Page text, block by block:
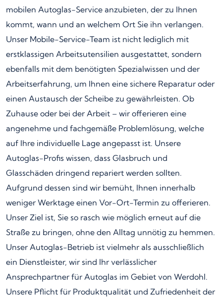
mobilen Autoglas-Service anzubieten, der zu Ihnen
kommt, wann und an welchem Ort Sie ihn verlangen.
Unser Mobile-Service-Team ist nicht lediglich mit
erstklassigen Arbeitsutensilien ausgestattet, sondern
ebenfalls mit dem benötigten Spezialwissen und der
Arbeitserfahrung, um Ihnen eine sichere Reparatur oder
einen Austausch der Scheibe zu gewährleisten. Ob
Zuhause oder bei der Arbeit – wir offerieren eine
angenehme und fachgemäße Problemlösung, welche
auf Ihre individuelle Lage angepasst ist. Unsere
Autoglas-Profis wissen, dass Glasbruch und
Glasschäden dringend repariert werden sollten.
Aufgrund dessen sind wir bemüht, Ihnen innerhalb
weniger Werktage einen Vor-Ort-Termin zu offerieren.
Unser Ziel ist, Sie so rasch wie möglich erneut auf die
Straße zu bringen, ohne den Alltag unnötig zu hemmen.
Unser Autoglas-Betrieb ist vielmehr als ausschließlich
ein Dienstleister, wir sind Ihr verlässlicher
Ansprechpartner für Autoglas im Gebiet von Werdohl.
Unsere Pflicht für Produktqualität und Zufriedenheit der